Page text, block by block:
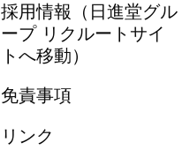
採用情報（日進堂グル
ープ リクルートサイ
トへ移動）
免責事項
リンク